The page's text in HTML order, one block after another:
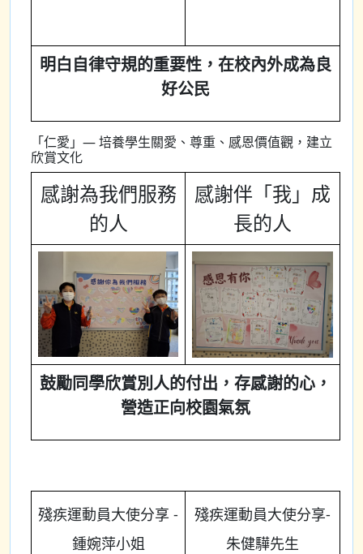
明白自律守規的重要性，在校內外成為良
好公民
「仁愛」— 培養學生關愛、尊重、感恩價值觀，建立
欣賞文化
感謝為我們服務
的人
感謝伴「我」成
長的人
鼓勵同學欣賞別人的付出，存感謝的心，
營造正向校園氣氛
殘疾運動員大使分享 -
鍾婉萍小姐
殘疾運動員大使分享-
朱健驊先生